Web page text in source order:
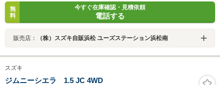
無
料
今すぐ在庫確認・見積依頼
電話する
販売店： （株）スズキ自販浜松 ユーズステーション浜松南
スズキ
ジムニーシエラ 1.5 JC 4WD